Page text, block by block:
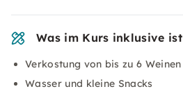
Was im Kurs inklusive ist
Verkostung von bis zu 6 Weinen
Wasser und kleine Snacks